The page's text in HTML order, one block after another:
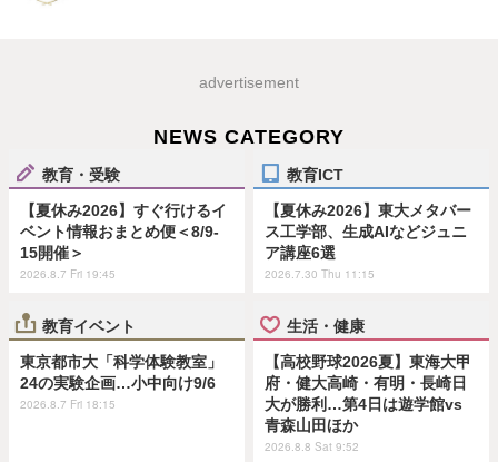
advertisement
NEWS CATEGORY
教育・受験
【夏休み2026】すぐ行けるイ
ベント情報おまとめ便＜8/9-
15開催＞
2026.8.7 Fri 19:45
教育ICT
【夏休み2026】東大メタバー
ス工学部、生成AIなどジュニ
ア講座6選
2026.7.30 Thu 11:15
教育イベント
東京都市大「科学体験教室」
24の実験企画…小中向け9/6
2026.8.7 Fri 18:15
生活・健康
【高校野球2026夏】東海大甲
府・健大高崎・有明・長崎日
大が勝利…第4日は遊学館vs
青森山田ほか
2026.8.8 Sat 9:52